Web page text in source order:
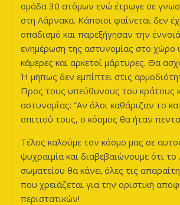
ομάδα 30 ατόμων ενώ έτρωγε σε
στη Λάρνακα. Κάποιοι φαίνεται δεν
οπαδισμό και παρεξήγησαν την
ενημέρωση της αστυνομίας στο χώρο
κάμερες και αρκετοί μάρτυρες. Θα
Ή μήπως δεν εμπίπτει στις
Προς τους υπεύθυνους του κράτους
αστυνομίας: “Αν όλοι καθάριζαν το
σπιτιού τους, ο κόσμος θα ήταν
Τέλος καλούμε τον κόσμο μας σε
ψυχραιμία και διαβεβαιώνουμε ότι
σωματείου θα κάνει όλες τις
που χρειάζεται για την οριστική
περιστατικών!